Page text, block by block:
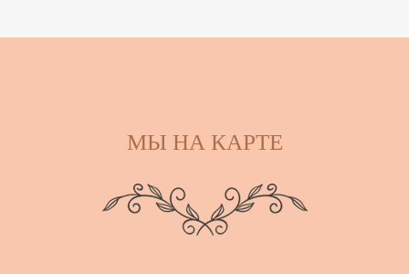
МЫ НА КАРТЕ